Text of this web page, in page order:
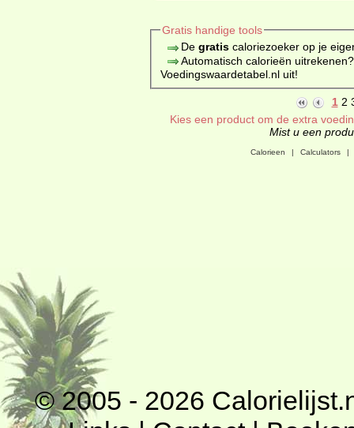
Gratis handige tools
De gratiscaloriezoeker op je
Automatisch calorieën
Voedingswaardetabel.nl uit!
1 2
Kies een product om de extra
Mist u een
Calorieen | Calculators |
© 2005 - 2026